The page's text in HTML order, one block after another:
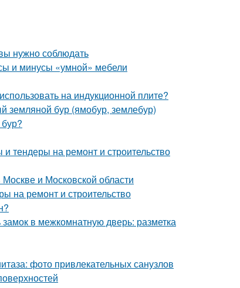
нужно соблюдать
и минусы «умной» мебели
на индукционной плите?
земляной бур (ямобур, землебур)
тендеры на ремонт и строительство
и Московской области
на ремонт и строительство
в межкомнатную дверь: разметка
фото привлекательных санузлов